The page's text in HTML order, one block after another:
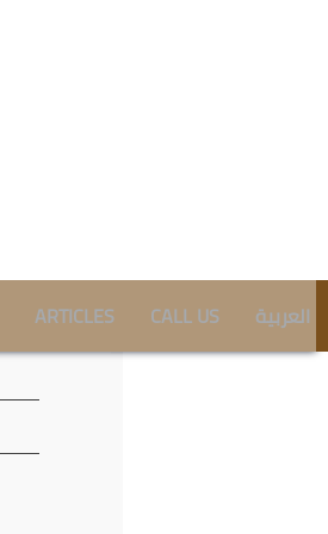
ARTICLES CALL US العربية